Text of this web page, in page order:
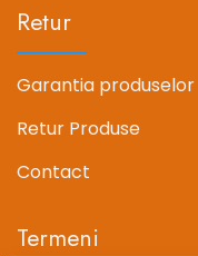
Retur
Garantia produselor
Retur Produse
Contact
Termeni